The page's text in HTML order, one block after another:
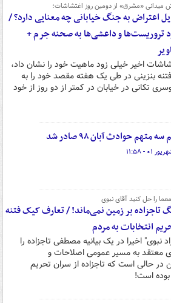
میدانی «مشرق» از دومین روز اغتشاشات؛
اعتراض به جنگ خیابانی چه معنایی دارد؟ /
تروریست‌ها و داعشی‌ها به صحنه جرم +
اخیر خیلی زود ماهیت خود را نشان داد،
ماه و فتنه بنزینی در طی یک هفته مقصد خود را به
تکانی در خیابان در کمتر از دو روز از خود
متهم حوادث آبان ۹۸ صادر شد
را حل کنید آقای نبوی
تاجزاده بر زمین نمی‌ماند! / تعارف کیک فتنه
انتخابات به مردم
نبوی" اخیرا در یک بیانیه مصطفی تاجزاده را
معتقد به مسیر عمومی اصلاحات و
حالی است که تاجزاده از سران تحریم